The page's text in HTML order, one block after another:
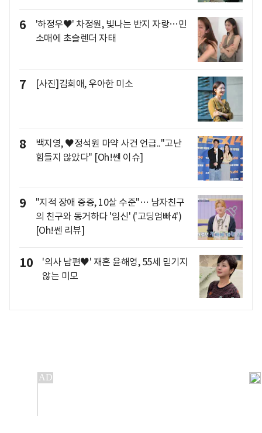
6
'하정우♥' 차정원, 빛나는 반지 자랑…민
소매에 초슬렌더 자태
7 [사진]김희애, 우아한 미소
8
백지영, ♥정석원 마약 사건 언급.."고난
힘들지 않았다" [Oh!쎈 이슈]
9
"지적 장애 중증, 10살 수준"… 남자친구
의 친구와 동거하다 '임신' ('고딩엄빠4')
[Oh!쎈 리뷰]
10
'의사 남편♥' 재혼 윤해영, 55세 믿기지
않는 미모